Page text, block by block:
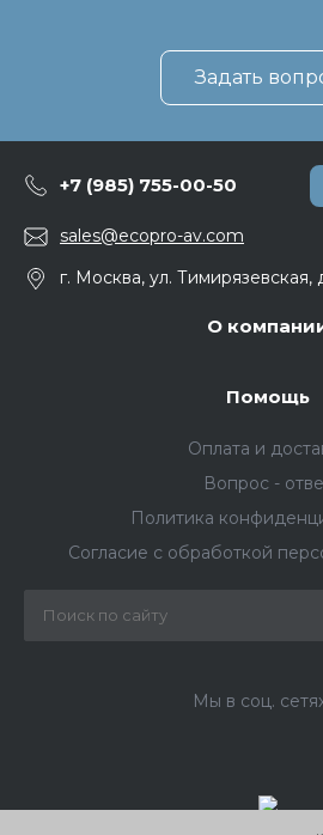
Задать
+7 (985) 755-00-50
sales@ecopro-av.com
г. Москва, ул. Тимирязевская,
О
Помощь
Оплата и
Вопрос -
Политика
Согласие с обработкой
Мы в соц.